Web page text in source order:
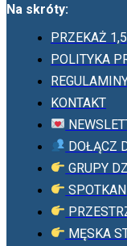
Na skróty:
PRZEKAŻ
POLITYKA
KONTAKT
DOŁĄCZ
GRUPY
MĘSKA